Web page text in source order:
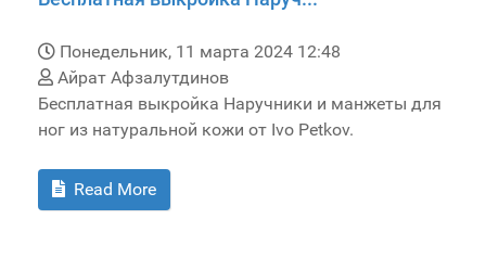
Понедельник, 11 марта 2024 12:48
Айрат Афзалутдинов
Бесплатная выкройка Наручники и манжеты для
ног из натуральной кожи от Ivo Petkov.
Read More